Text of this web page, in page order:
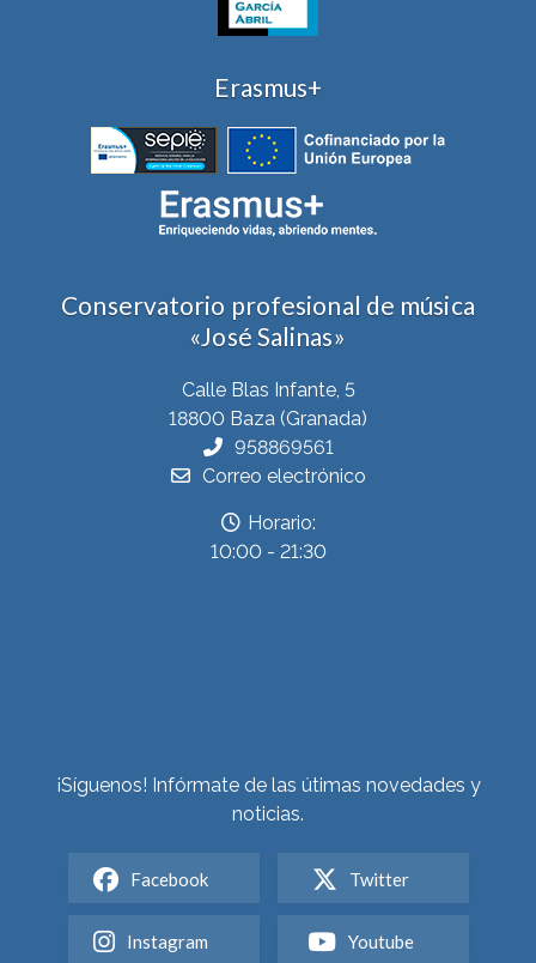
Erasmus+
Conservatorio profesional de música
«José Salinas»
Calle Blas Infante, 5
18800 Baza (Granada)
958869561
Correo electrónico
Horario:
10:00 - 21:30
¡Síguenos! Infórmate de las útimas novedades y
noticias.
Facebook Twitter
Instagram Youtube